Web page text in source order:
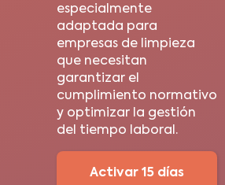
especialmente
adaptada para
empresas de limpieza
que necesitan
garantizar el
cumplimiento normativo
y optimizar la gestión
del tiempo laboral.
Activar 15 días